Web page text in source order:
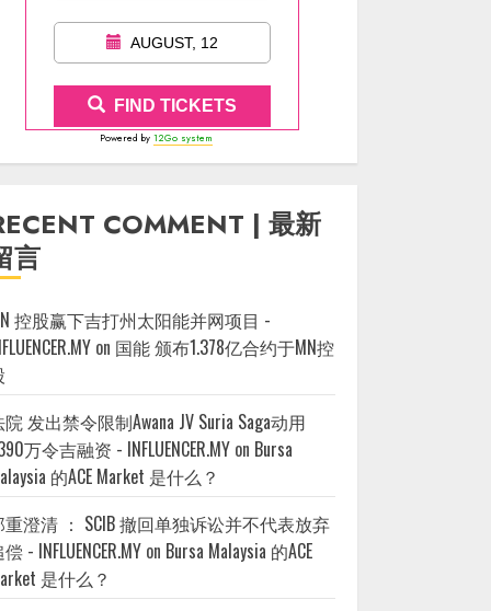
AUGUST, 12
FIND TICKETS
Powered by 12Go system
COMMENT | 最新
言
控股赢下吉打州太阳能并网项目 -
on 国能 颁布1.378亿合约于MN控
发出禁令限制Awana JV Suria Saga动用
万令吉融资 - INFLUENCER.MY on Bursa
的ACE Market 是什么？
重澄清 ： SCIB 撤回单独诉讼并不代表放弃
- INFLUENCER.MY on Bursa Malaysia 的ACE
是什么？